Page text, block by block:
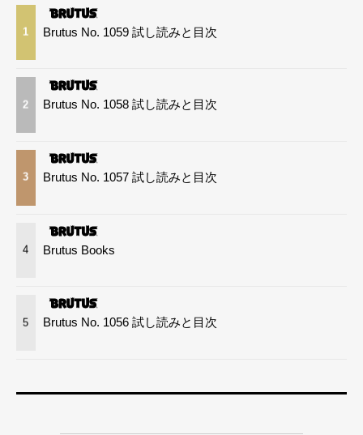
1 Brutus No. 1059 試し読みと目次
2 Brutus No. 1058 試し読みと目次
3 Brutus No. 1057 試し読みと目次
4 Brutus Books
5 Brutus No. 1056 試し読みと目次